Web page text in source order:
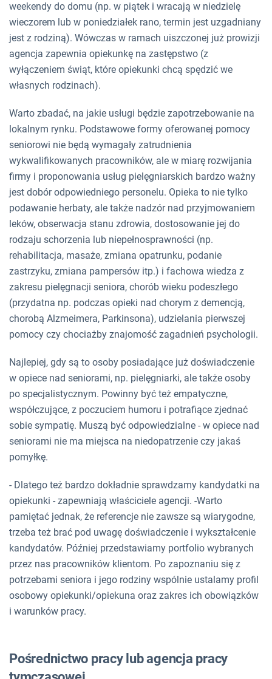
weekendy do domu (np. w piątek i wracają w niedzielę
wieczorem lub w poniedziałek rano, termin jest uzgadniany
jest z rodziną). Wówczas w ramach uiszczonej już prowizji
agencja zapewnia opiekunkę na zastępstwo (z
wyłączeniem świąt, które opiekunki chcą spędzić we
własnych rodzinach).
Warto zbadać, na jakie usługi będzie zapotrzebowanie na
lokalnym rynku. Podstawowe formy oferowanej pomocy
seniorowi nie będą wymagały zatrudnienia
wykwalifikowanych pracowników, ale w miarę rozwijania
firmy i proponowania usług pielęgniarskich bardzo ważny
jest dobór odpowiedniego personelu. Opieka to nie tylko
podawanie herbaty, ale także nadzór nad przyjmowaniem
leków, obserwacja stanu zdrowia, dostosowanie jej do
rodzaju schorzenia lub niepełnosprawności (np.
rehabilitacja, masaże, zmiana opatrunku, podanie
zastrzyku, zmiana pampersów itp.) i fachowa wiedza z
zakresu pielęgnacji seniora, chorób wieku podeszłego
(przydatna np. podczas opieki nad chorym z demencją,
chorobą Alzmeimera, Parkinsona), udzielania pierwszej
pomocy czy chociażby znajomość zagadnień psychologii.
Najlepiej, gdy są to osoby posiadające już doświadczenie
w opiece nad seniorami, np. pielęgniarki, ale także osoby
po specjalistycznym. Powinny być też empatyczne,
współczujące, z poczuciem humoru i potrafiące zjednać
sobie sympatię. Muszą być odpowiedzialne - w opiece nad
seniorami nie ma miejsca na niedopatrzenie czy jakaś
pomyłkę.
- Dlatego też bardzo dokładnie sprawdzamy kandydatki na
opiekunki - zapewniają właściciele agencji. -Warto
pamiętać jednak, że referencje nie zawsze są wiarygodne,
trzeba też brać pod uwagę doświadczenie i wykształcenie
kandydatów. Później przedstawiamy portfolio wybranych
przez nas pracowników klientom. Po zapoznaniu się z
potrzebami seniora i jego rodziny wspólnie ustalamy profil
osobowy opiekunki/opiekuna oraz zakres ich obowiązków
i warunków pracy.
Pośrednictwo pracy lub agencja pracy